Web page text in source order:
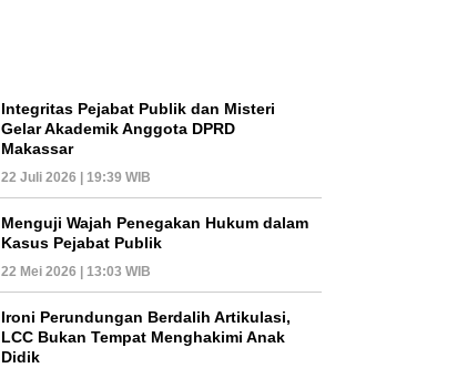
Integritas Pejabat Publik dan Misteri
Gelar Akademik Anggota DPRD
Makassar
22 Juli 2026 | 19:39 WIB
Menguji Wajah Penegakan Hukum dalam
Kasus Pejabat Publik
22 Mei 2026 | 13:03 WIB
Ironi Perundungan Berdalih Artikulasi,
LCC Bukan Tempat Menghakimi Anak
Didik